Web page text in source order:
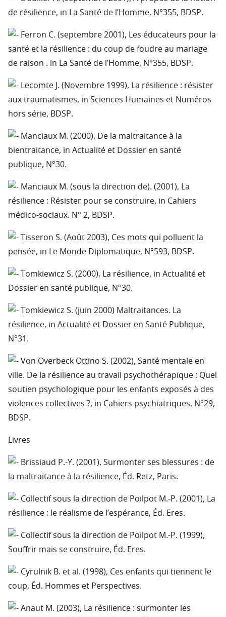
de résilience, in La Santé de l’Homme, N°355, BDSP.
Ferron C. (septembre 2001), Les éducateurs pour la
santé et la résilience : du coup de foudre au mariage
de raison . in La Santé de l’Homme, N°355, BDSP.
Lecomte J. (Novembre 1999), La résilience : résister
aux traumatismes, in Sciences Humaines et Numéros
hors série, BDSP.
Manciaux M. (2000), De la maltraitance à la
bientraitance, in Actualité et Dossier en santé
publique, N°30.
Manciaux M. (sous la direction de). (2001), La
résilience : Résister pour se construire, in Cahiers
médico-sociaux. N° 2, BDSP.
Tisseron S. (Août 2003), Ces mots qui polluent la
pensée, in Le Monde Diplomatique, N°593, BDSP.
Tomkiewicz S. (2000), La résilience, in Actualité et
Dossier en santé publique, N°30.
Tomkiewicz S. (juin 2000) Maltraitances. La
résilience, in Actualité et Dossier en Santé Publique,
N°31.
Von Overbeck Ottino S. (2002), Santé mentale en
ville. De la résilience au travail psychothérapique : Quel
soutien psychologique pour les enfants exposés à des
violences collectives ?, in Cahiers psychiatriques, N°29,
BDSP.
Livres
Brissiaud P.-Y. (2001), Surmonter ses blessures : de
la maltraitance à la résilience, Éd. Retz, Paris.
Collectif sous la direction de Poilpot M.-P. (2001), La
résilience : le réalisme de l’espérance, Éd. Eres.
Collectif sous la direction de Poilpot M.-P. (1999),
Souffrir mais se construire, Éd. Eres.
Cyrulnik B. et al. (1998), Ces enfants qui tiennent le
coup, Éd. Hommes et Perspectives.
Anaut M. (2003), La résilience : surmonter les